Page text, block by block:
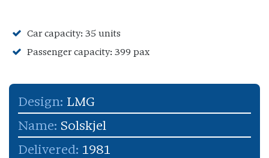
Car capacity: 35 units
Passenger capacity: 399 pax
Design: LMG
Name: Solskjel
Delivered: 1981